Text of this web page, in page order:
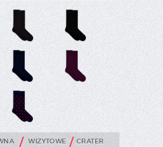
/ WIZYTOWE / CRATER